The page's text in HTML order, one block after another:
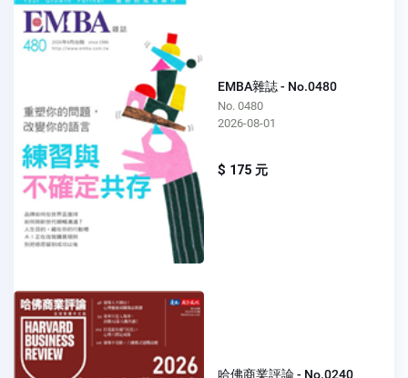
EMBA雜誌 - No.0480
No. 0480
2026-08-01
$ 175 元